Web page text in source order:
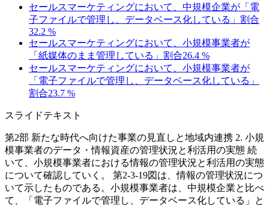
セールスマーケティングにおいて、中規模企業が「電
子ファイルで管理し、データベース化している」割合
32.2 %
セールスマーケティングにおいて、小規模事業者が
「紙媒体のまま管理している」割合26.4 %
セールスマーケティングにおいて、小規模事業者が
「電子ファイルで管理し、データベース化している」
割合23.7 %
スライドテキスト
第2部 新たな時代へ向けた事業の見直しと地域内連携 2. 小規
模事業者のデータ・情報資産の管理状況と利活用の実態 続
いて、小規模事業者における情報の管理状況と利活用の実態
について確認していく。 第2-3-19図は、情報の管理状況につ
いて示したものである。小規模事業者は、中規模企業と比べ
て、「電子ファイルで管理し、データベース化している」と